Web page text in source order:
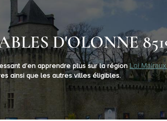
D'OLONNE
d’en apprendre plus sur la région Loi
ainsi que les autres villes éligibles.